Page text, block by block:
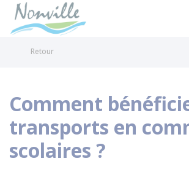
Retour
Comment
transports en
scolaires ?